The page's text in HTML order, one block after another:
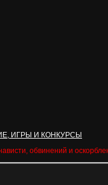
ИГРЫ И КОНКУРСЫ
обвинений и